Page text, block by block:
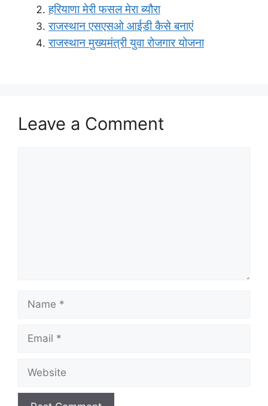
हरियाणा मेरी फसल मेरा ब्यौरा
राजस्थान एसएसओ आईडी कैसे बनाएं
राजस्थान मुख्यमंत्री युवा रोजगार योजना
Leave a Comment
Name
Email
Website